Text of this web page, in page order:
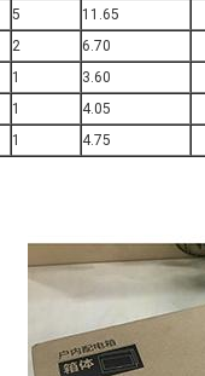
5
11.65
2
6.70
1
3.60
1
4.05
1 4.75